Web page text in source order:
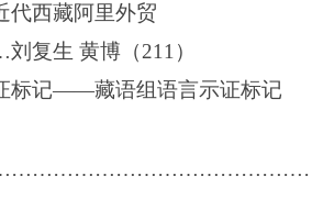
代西藏阿里外贸
生 黄博（211 ）
标记——藏语组语言示证标记